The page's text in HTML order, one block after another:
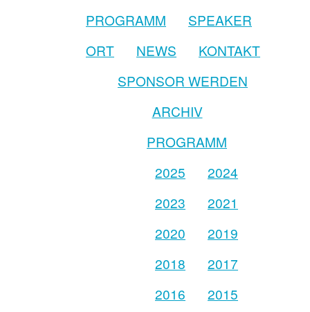
PROGRAMM
SPEAKER
ORT
NEWS
KONTAKT
SPONSOR WERDEN
ARCHIV
PROGRAMM
2025
2024
2023
2021
2020
2019
2018
2017
2016
2015